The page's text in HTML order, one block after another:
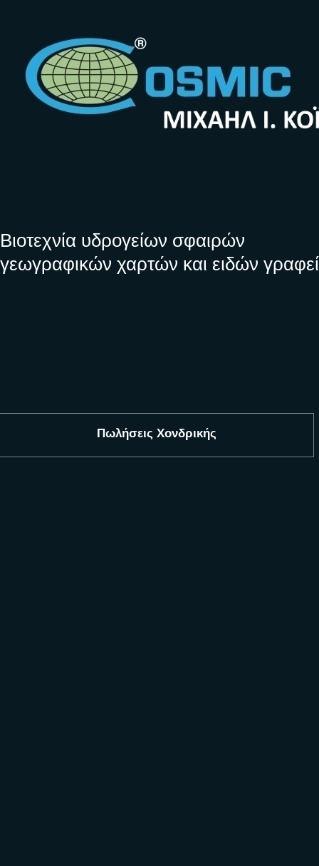
Βιοτεχνία υδρογείων σφαιρών
γεωγραφικών χαρτών και ειδών
Πωλήσεις Χονδρικής